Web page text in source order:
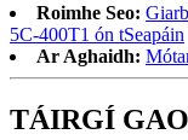
Roimhe Seo:
5C-400T1 ón tSeapáin
Ar Aghaidh:
TÁIRGÍ